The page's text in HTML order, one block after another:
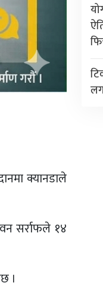
क्यानडाले
सर्राफले १४
।